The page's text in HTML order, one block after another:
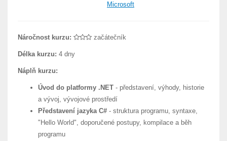
Microsoft
Náročnost kurzu: začátečník
Délka kurzu: 4 dny
Náplň kurzu:
Úvod do platformy .NET - představení, výhody, historie
a vývoj, vývojové prostředí
Představení jazyka C# - struktura programu, syntaxe,
"Hello World", doporučené postupy, kompilace a běh
programu